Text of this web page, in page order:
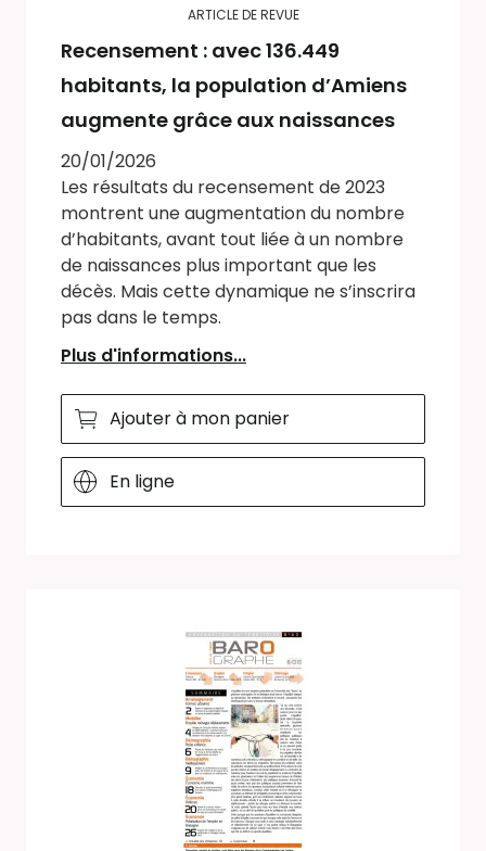
ARTICLE DE REVUE
Recensement : avec 136.449
habitants, la population d’Amiens
augmente grâce aux naissances
20/01/2026
Les résultats du recensement de 2023
montrent une augmentation du nombre
d’habitants, avant tout liée à un nombre
de naissances plus important que les
décès. Mais cette dynamique ne s’inscrira
pas dans le temps.
Plus d'informations...
Ajouter à mon panier
En ligne